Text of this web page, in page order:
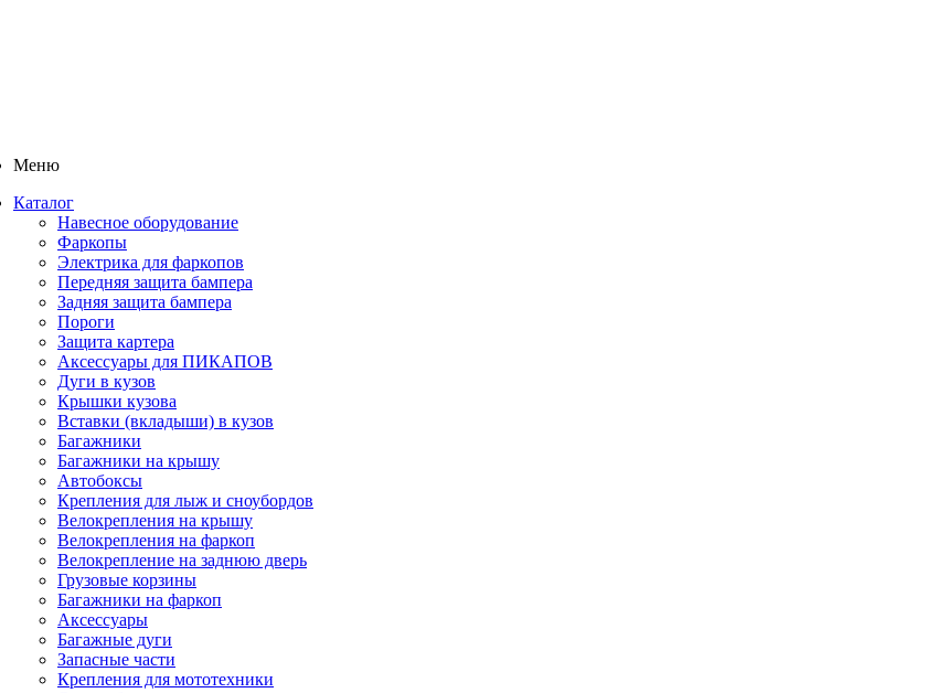
Меню
Каталог
Навесное оборудование
Фаркопы
Электрика для фаркопов
Передняя защита бампера
Задняя защита бампера
Пороги
Защита картера
Аксессуары для ПИКАПОВ
Дуги в кузов
Крышки кузова
Вставки (вкладыши) в кузов
Багажники
Багажники на крышу
Автобоксы
Крепления для лыж и сноубордов
Велокрепления на крышу
Велокрепления на фаркоп
Велокрепление на заднюю дверь
Грузовые корзины
Багажники на фаркоп
Аксессуары
Багажные дуги
Запасные части
Крепления для мототехники